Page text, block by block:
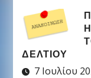
ΔΕΛΤΊΟΥ
7 Ιουλίου